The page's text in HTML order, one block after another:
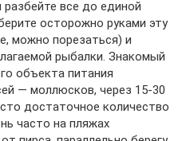
все до единой
осторожно руками эту
можно порезаться) и
рыбалки. Знакомый
объекта питания
— моллюсков, через 15-30
достаточное количество
часто на пляжах